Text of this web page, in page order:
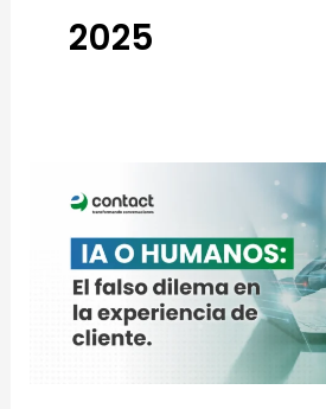
2025
humanos:
falso